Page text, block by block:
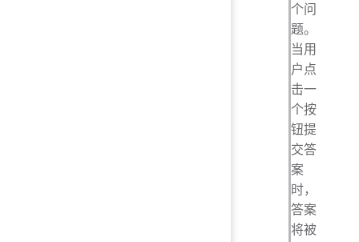
个问
题。
当用
户点
击一
个按
钮提
交答
案
时，
答案
将被